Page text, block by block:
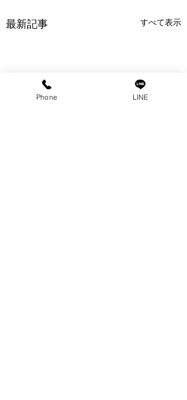
最新記事 すべて表示
Phone LINE